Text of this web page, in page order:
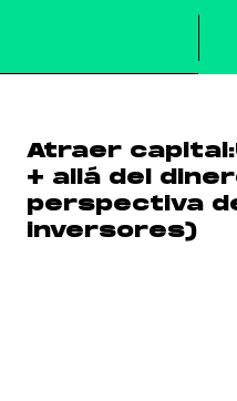
Atraer
+ allá del
perspectiva
inversores)